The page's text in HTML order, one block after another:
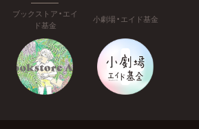
ブックストア・エイ
ド基金
小劇場・エイド基金